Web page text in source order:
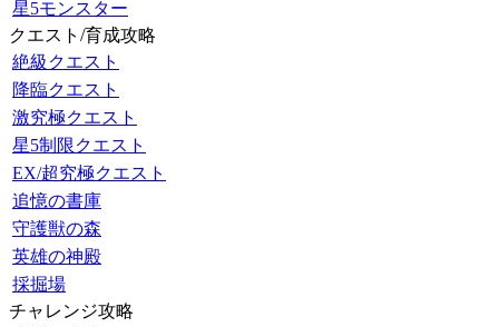
星5モンスター
クエスト/育成攻略
絶級クエスト
降臨クエスト
激究極クエスト
星5制限クエスト
EX/超究極クエスト
追憶の書庫
守護獣の森
英雄の神殿
採掘場
チャレンジ攻略